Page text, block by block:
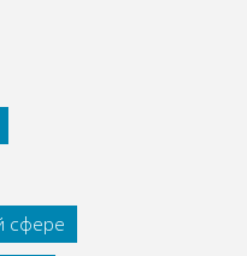
сфере